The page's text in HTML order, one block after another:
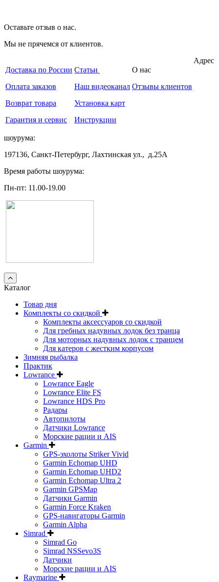
Оставьте отзыв о нас.
Мы не прячемся от клиентов.
Доставка по России
Оплата заказов
Возврат товара
Гарантия и сервис
Статьи
Наш видеоканал
Установка карт
Инструкции
О нас
Отзывы клиентов
Адрес
шоурума:
197136, Санкт-Петербург, Лахтинская ул., д.25А
Время работы шоурума:
Пн-пт: 11.00-19.00
Каталог
Товар дня
Комплекты со скидкой
Комплекты аксессуаров со скидкой
Для гребных надувных лодок без транца
Для моторных надувных лодок с транцем
Для катеров с жестким корпусом
Зимняя рыбалка
Практик
Lowrance
Lowrance Eagle
Lowrance Elite FS
Lowrance HDS Pro
Радары
Автопилоты
Датчики Lowrance
Морские рации и AIS
Garmin
GPS-эхолоты Striker Vivid
Garmin Echomap UHD
Garmin Echomap UHD2
Garmin Echomap Ultra 2
Garmin GPSMap
Датчики Garmin
Garmin Force Kraken
GPS-навигаторы Garmin
Garmin Alpha
Simrad
Simrad Go
Simrad NSSevo3S
Датчики
Морские рации и AIS
Raymarine